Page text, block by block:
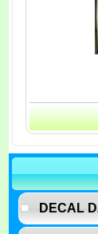
DECAL